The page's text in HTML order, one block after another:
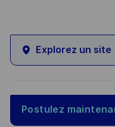
Explorez un site
Postulez